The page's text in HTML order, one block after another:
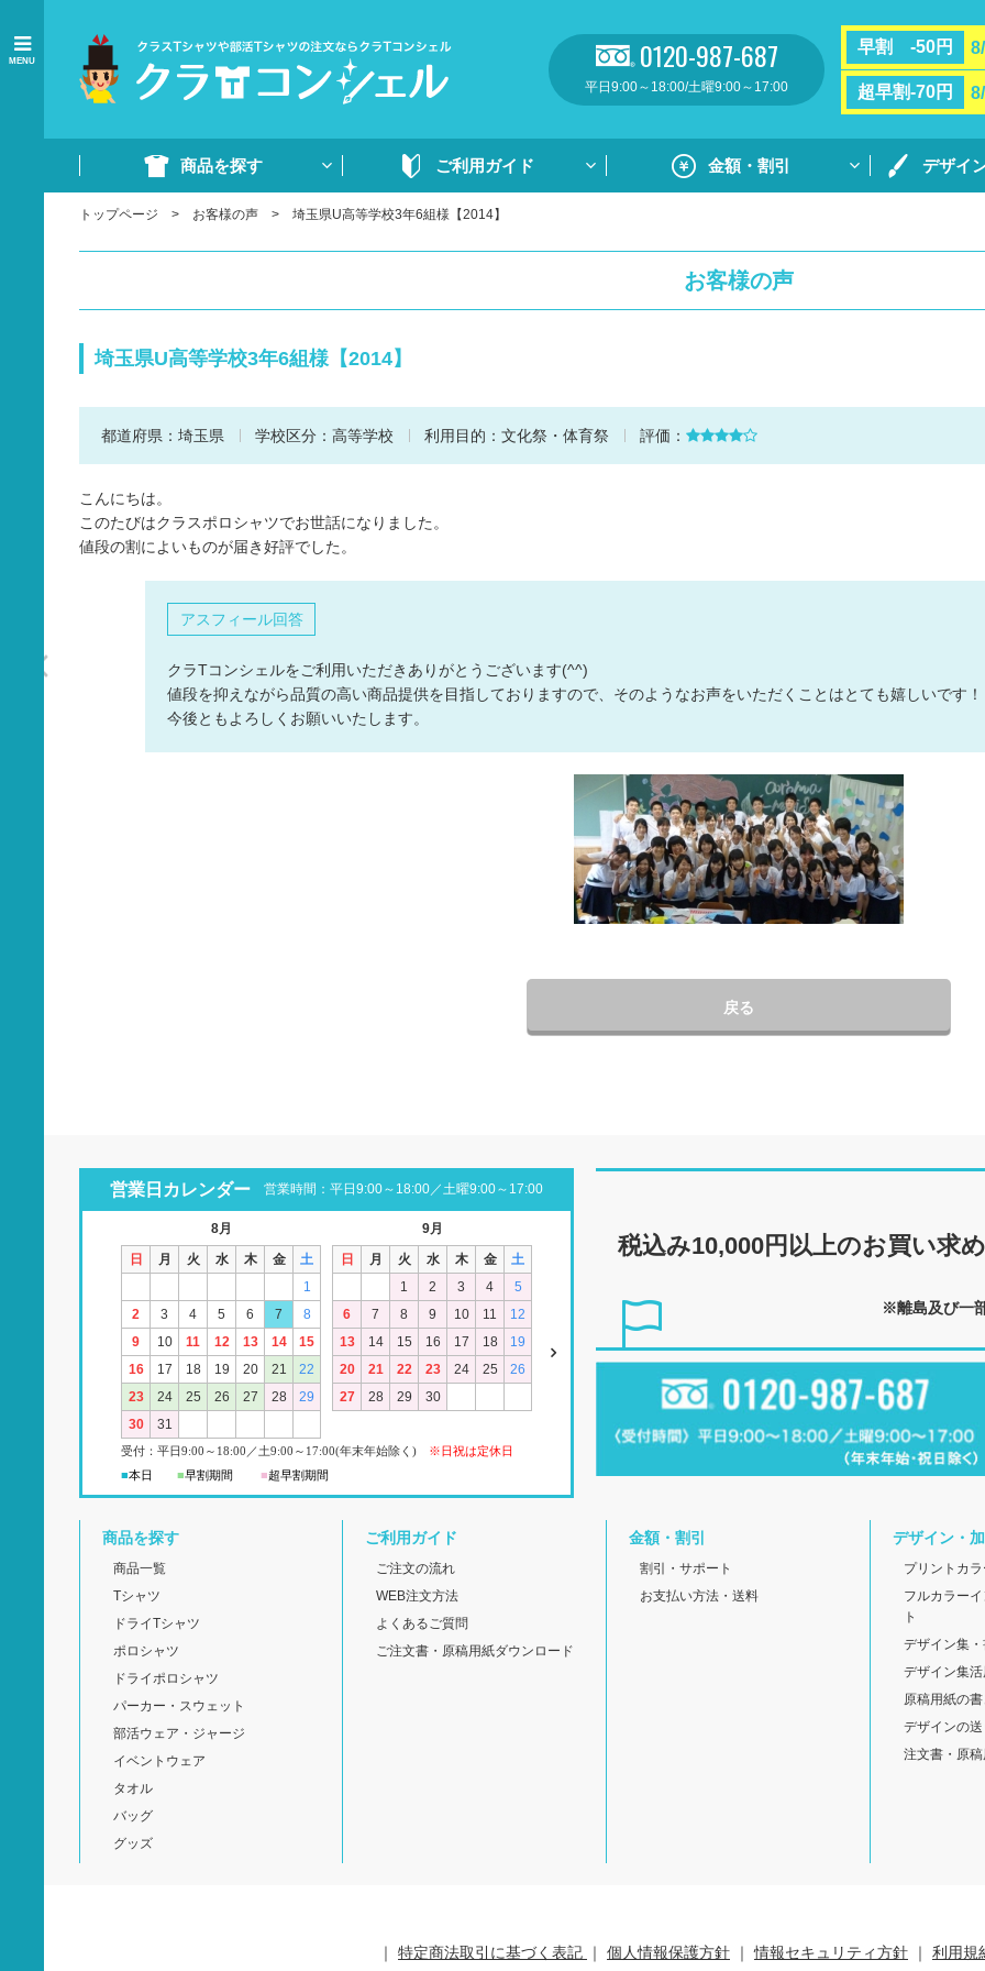
0120-987-687
平日9:00～18:00/土曜9:00～17:00
早割 -50円
超早割-70円
商品を探す
ドライポロシャツ
スウェット・パンツ
部活ウェア・ジャージ
タオル
バッグ
グッズ
ご利用ガイド
ード
金額・割引
お支払い方法・送料
デザイ
ード
トップページ お客様の声 埼玉県U高等学校3年6組様【2014】
お客様の声
埼玉県U高等学校3年6組様【2014】
都道府県： 埼玉県 学校区分： 高等学校 利用目的： 文化祭・体育祭 評価：
こんにちは。
このたびはクラスポロシャツでお世話になりました。
値段の割によいものが届き好評でした。
アスフィール回答
クラTコンシェルをご利用いただきありがとうございます(^^)
値段を抑えながら品質の高い商品提供を目指しておりますので、そのようなお声をいただくことはとても嬉しいです！
今後ともよろしくお願いいたします。
戻る
営業日カレンダー 営業時間：平日9:00～18:00／土曜9:00～17:00
8月
日
月 火 水 木 金
土
1
2
3 4 5 6 7
8
9
10 11 12 13 14
15
16
17 18 19 20 21
22
23
24 25 26 27 28
29
30
31
9月
日
月 火 水 木 金
土
1
2 3 4
5
6
7 8 9 10 11
12
13
14 15 16 17 18
19
20
21 22 23 24 25
26
27
28 29 30
受付：平日9:00 ～18:00 ／ 土9:00 ～ 17:00(年末年始除く) ※日祝は定休日
■本日 ■早割期間 ■超早割期間
税込み10,000円以上のお買い求
※離島及び一
商品を探す
商品一覧
Tシャツ
ドライTシャツ
ポロシャツ
ドライポロシャツ
パーカー・スウェット
部活ウェア・ジャージ
イベントウェア
タオル
バッグ
グッズ
ご利用ガイド
ご注文の流れ
WEB注文方法
よくあるご質問
ご注文書・原稿用紙ダウンロード
金額・割引
割引・サポート
お支払い方法・送料
デザイン・
プリントカ
フルカラー
ト
デザイン集
デザイン集
原稿用紙の
デザインの
注文書・原
MENU
｜ 特定商法取引に基づく表記 ｜ 個人情報保護方針 ｜情報セキュリティ方針 ｜ 利用規